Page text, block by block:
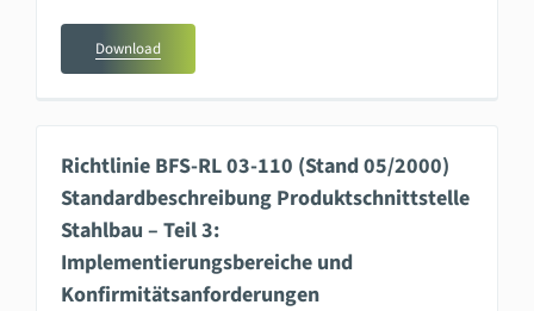
Download
Richtlinie BFS-RL 03-110 (Stand 05/2000)
Standardbeschreibung Produktschnittstelle
Stahlbau – Teil 3:
Implementierungsbereiche und
Konfirmitätsanforderungen